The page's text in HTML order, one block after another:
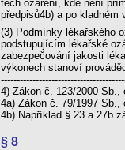
těch ozáření, kde není
předpisů4b) a po kladném
(3) Podmínky lékařského
podstupujícím lékařské
zabezpečování jakosti
výkonech stanoví
4) Zákon č. 123/2000
4a) Zákon č. 79/1997
4b) Například § 23 a 27b
§ 8